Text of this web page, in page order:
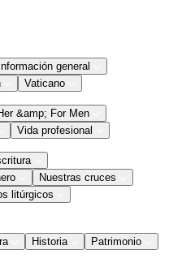
Información general
Vaticano
&amp; For Men
Vida profesional
Nuestras cruces
litúrgicos
Historia
Patrimonio